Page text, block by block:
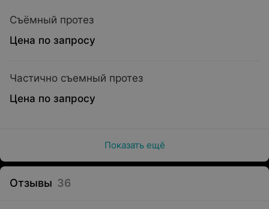
Съёмный протез
Цена по запросу
Частично съемный протез
Цена по запросу
Показать ещё
Отзывы 36